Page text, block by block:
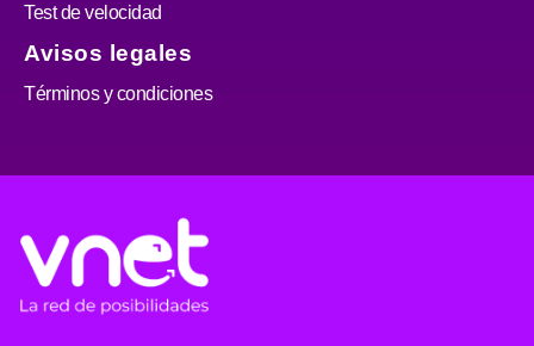
Test de velocidad
Avisos legales
Términos y condiciones